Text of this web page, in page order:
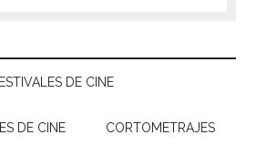
DE CINE
DE CINE CORTOMETRAJES